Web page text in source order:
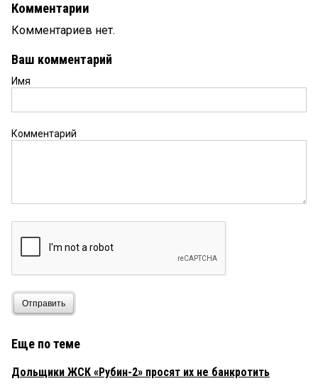
Комментарии
Комментариев нет.
Ваш комментарий
Имя
Комментарий
Отправить
Еще по теме
Дольщики ЖСК «Рубин-2» просят их не банкротить